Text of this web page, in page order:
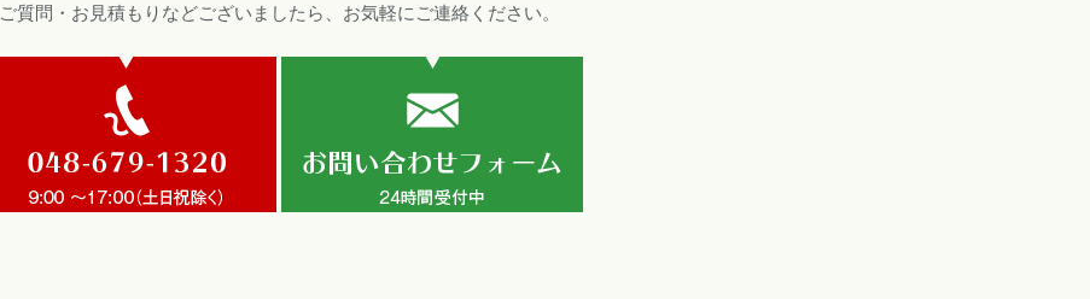
ご質問・お見積もりなどございましたら、お気軽にご連絡ください。